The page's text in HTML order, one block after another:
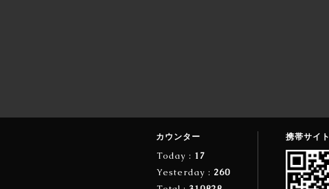
カウンター
Today : 17
Yesterday : 260
携帯サイト